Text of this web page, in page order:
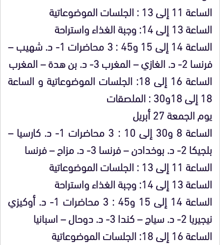
الساعة 11 إلى 13 : الجلسات الموضوعاتية
الساعة 13 إلى 14: وجبة الغذاء واستراحة
الساعة 14 إلى 15 و45 : 3 محاضرات 1- د. شهيب –
فرنسا 2- د. الغازي – المغرب 3- د. بن هدة – المغرب
الساعة 16 إلى 18: الجلسات الموضوعاتية و الساعة
18 إلى 18و30 : الملصقات
يوم الجمعة 27 أبريل
الساعة 8 و30 إلى 10 : 3 محاضرات 1- د. كارسيا –
بلجيكا 2- د. بوخدادن – فرنسا 3- د. مزاح – فرنسا
الساعة 11 إلى 13 : الجلسات الموضوعاتية
الساعة 13 إلى 14: وجبة الغذاء واستراحة
الساعة 14 إلى 15 و45 : 3 محاضرات 1- د. أوكيزي
نيجيريا 2- د. سياج – كندا 3- د. دوحال – اسبانيا
الساعة 16 إلى 18: الجلسات الموضوعاتية